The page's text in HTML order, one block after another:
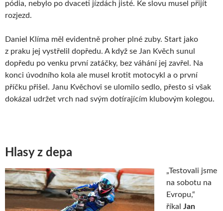
pódia, nebylo po dvaceti jízdách jisté. Ke slovu musel přijít
rozjezd.
Daniel Klíma měl evidentně proher plné zuby. Start jako
z praku jej vystřelil dopředu. A když se Jan Kvěch sunul
dopředu po venku první zatáčky, bez váhání jej zavřel. Na
konci úvodního kola ale musel krotit motocykl a o první
příčku přišel. Janu Kvěchovi se ulomilo sedlo, přesto si však
dokázal udržet vrch nad svým dotírajícím klubovým kolegou.
Hlasy z depa
„Testovali jsme
na sobotu na
Evropu,“
říkal Jan